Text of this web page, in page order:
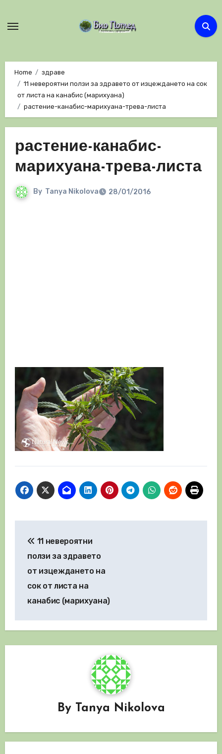
Home
здраве
11 невероятни ползи за здравето от изцеждането на сок
от листа на канабис (марихуана)
растение-канабис-марихуана-трева-листа
растение-канабис-
марихуана-трева-листа
By Tanya Nikolova 28/01/2016
11 невероятни
ползи за здравето
от изцеждането на
сок от листа на
канабис (марихуана)
By Tanya Nikolova